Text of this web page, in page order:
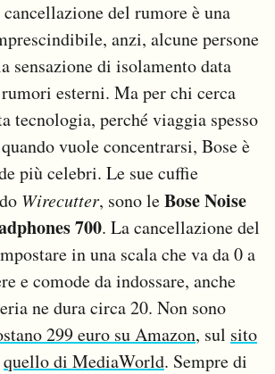
del rumore è una
anzi, alcune persone
sensazione di isolamento data
esterni. Ma per chi cerca
tecnologia, perché viaggia spesso
vuole concentrarsi, Bose è
più celebri. Le sue cuffie
Wirecutter, sono leBose Noise
700. La cancellazione del
in una scala che va da 0 a
e comode da indossare, anche
ne dura circa 20. Non sono
299 euro su Amazon, sul sito
quello di MediaWorld. Sempre di